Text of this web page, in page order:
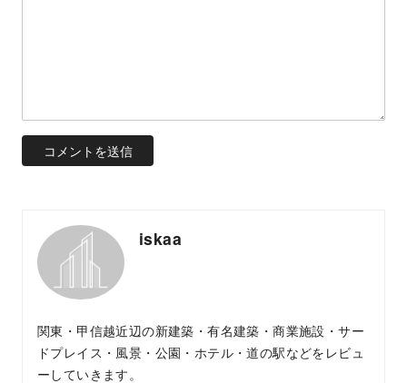
iskaa
関東・甲信越近辺の新建築・有名建築・商業施設・サー
ドプレイス・風景・公園・ホテル・道の駅などをレビュ
ーしていきます。